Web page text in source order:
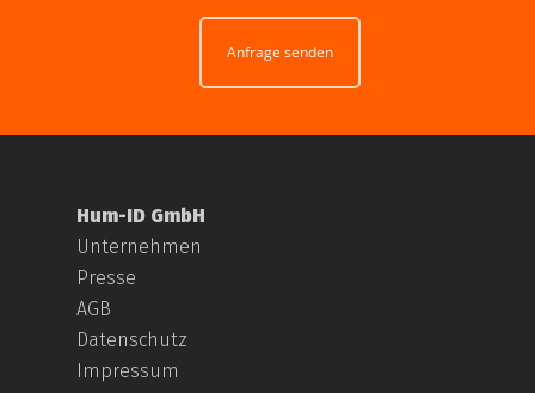
Anfrage senden
Hum-ID GmbH
Unternehmen
Presse
AGB
Datenschutz
Impressum